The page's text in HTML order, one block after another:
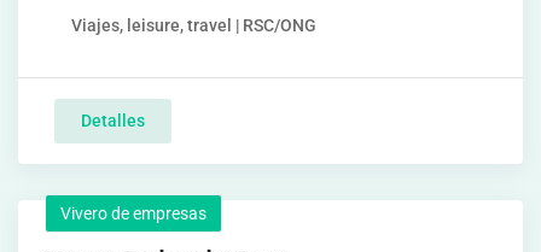
Viajes, leisure, travel | RSC/ONG
Detalles
Vivero de empresas